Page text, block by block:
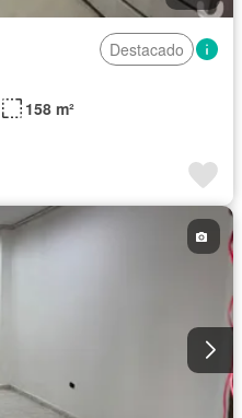
Destacado
158 m²